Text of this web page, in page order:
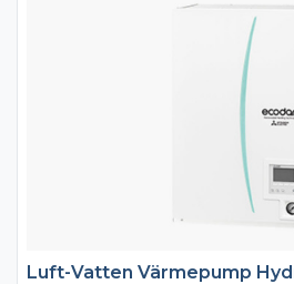
Luft-Vatten Värmepump